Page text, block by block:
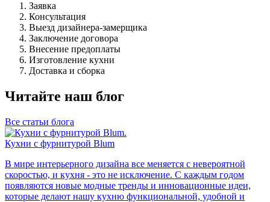
Заявка
Консультация
Выезд дизайнера-замерщика
Заключение договора
Внесение предоплаты
Изготовление кухни
Доставка и сборка
Читайте наш блог
Все статьи блога
Кухни с фурнитурой Blum
В мире интерьерного дизайна все меняется с невероятной
скоростью, и кухня - это не исключение. С каждым годом
появляются новые модные тренды и инновационные идеи,
которые делают нашу кухню функциональной, удобной и